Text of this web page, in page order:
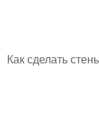
Как сделать